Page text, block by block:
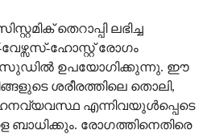
തെറാപ്പി ലഭിച്ച
വേഴ്സസ്-ഹോസ്റ്റ് രോഗം
ഉപയോഗിക്കുന്നു. ഈ
ശരീരത്തിലെ തൊലി,
എന്നിവയുൾപ്പെടെ
ബാധിക്കും. രോഗത്തിനെതിരെ